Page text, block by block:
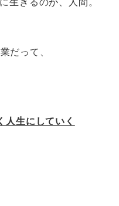
だって、
人生にしていく